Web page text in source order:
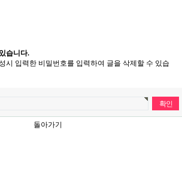
습니다.
시 입력한 비밀번호를 입력하여 글을 삭제할 수 있습
돌아가기